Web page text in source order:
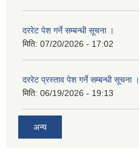
दररेट पेश गर्ने सम्बन्धी सूचना ।
मिति: 07/20/2026 - 17:02
दररेट प्रस्ताव पेश गर्ने सम्बन्धी सूचना ।
मिति: 06/19/2026 - 19:13
अन्य